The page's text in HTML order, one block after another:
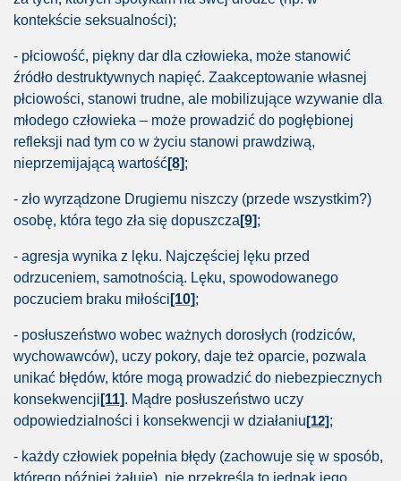
kontekście seksualności);
- płciowość, piękny dar dla człowieka, może stanowić
źródło destruktywnych napięć. Zaakceptowanie własnej
płciowości, stanowi trudne, ale mobilizujące wzywanie dla
młodego człowieka – może prowadzić do pogłębionej
refleksji nad tym co w życiu stanowi prawdziwą,
nieprzemijającą wartość[8];
- zło wyrządzone Drugiemu niszczy (przede wszystkim?)
osobę, która tego zła się dopuszcza [9];
- agresja wynika z lęku. Najczęściej lęku przed
odrzuceniem, samotnością. Lęku, spowodowanego
poczuciem braku miłości [10];
- posłuszeństwo wobec ważnych dorosłych (rodziców,
wychowawców), uczy pokory, daje też oparcie, pozwala
unikać błędów, które mogą prowadzić do niebezpiecznych
konsekwencji [11]. Mądre posłuszeństwo uczy
odpowiedzialności i konsekwencji w działaniu[12];
- każdy człowiek popełnia błędy (zachowuje się w sposób,
którego później żałuje), nie przekreśla to jednak jego
stanie się krajem emerytów.
etycznie
odebrać każdy
ciąży to przestępstwo?
została zgwałcona.
w UE